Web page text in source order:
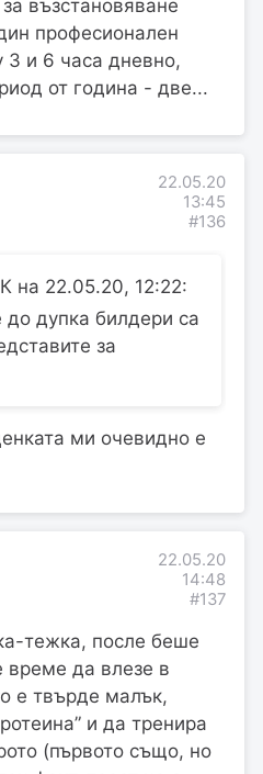
възстановяване
професионален
и 6 часа дневно,
от година - две...
22.05.20
13:45
#136
на 22.05.20, 12:22:
до дупка билдери са
за
ми очевидно е
22.05.20
14:48
#137
тежка, после беше
време да влезе в
е твърде малък,
и да тренира
(първото също, но